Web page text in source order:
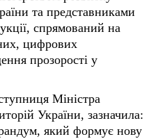
цифрових
прозорості у
Міністра
України, зазначила:
який формує нову
та ринку будівельної
дані, прозорі